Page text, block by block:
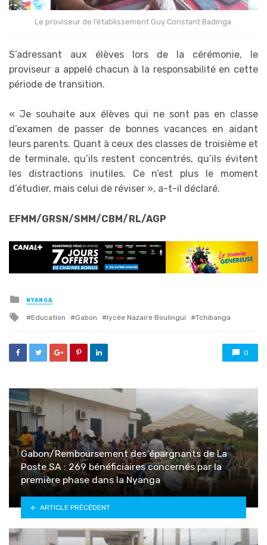
Le proviseur de l’établissement Guy Constant Badinga.
S’adressant aux élèves lors de la cérémonie, le
proviseur a appelé chacun à la responsabilité en cette
période de transition.
« Je souhaite aux élèves qui ne sont pas en classe
d’examen de passer de bonnes vacances en aidant
leurs parents. Quant à ceux des classes de troisième et
de terminale, qu’ils restent concentrés, qu’ils évitent
les distractions inutiles. Ce n’est plus le moment
d’étudier, mais celui de réviser », a-t-il déclaré.
EFMM/GRSN/SMM/CBM/RL/AGP
Posted
in
NYANGA
Tagged
Education Gabon lycée Nazaire Boulingui Tchibanga
0
Gabon/Remboursement des épargnants de La
Poste SA : 269 bénéficiaires concernés par la
première phase dans la Nyanga
ARTICLE PRÉCÉDENT